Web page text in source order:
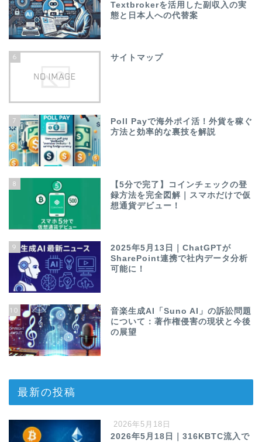
Textbrokerを活用した副収入の実
態と日本人への代替案
6 サイトマップ
7
Poll Payで海外ポイ活！外貨を稼ぐ
方法と効率的な裏技を解説
8
【5分で完了】コインチェックの登
録方法を完全図解｜スマホだけで仮
想通貨デビュー！
9
2025年5月13日｜ChatGPTが
SharePoint連携で社内データ分析
可能に！
10
音楽生成AI「Suno AI」の訴訟問題
について：著作権侵害の現状と今後
の展望
最新の投稿
2026年5月18日
2026年5月18日｜316KBTC流入で